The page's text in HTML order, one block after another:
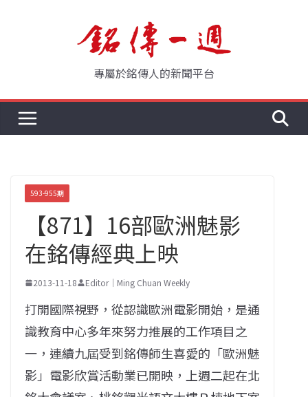
專屬於銘傳人的新聞平台
593-955期
【871】16部歐洲魅影
在銘傳經典上映
2013-11-18 Editor｜Ming Chuan Weekly
打開國際視野，從認識歐洲電影開始，是通
識教育中心多年來努力推展的工作項目之
一，連續九屆受到銘傳師生喜愛的「歐洲魅
影」電影欣賞活動業已開映，上週二起在北